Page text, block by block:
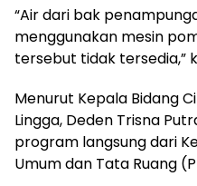
“Air dari bak
menggunakan mesin
tersebut tidak tersedia,”
Menurut Kepala Bidang
Lingga, Deden Trisna
program langsung dari
Umum dan Tata Ruang